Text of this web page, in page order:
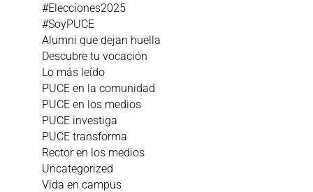
#Elecciones2025
#SoyPUCE
Alumni que dejan huella
Descubre tu vocación
Lo más leído
PUCE en la comunidad
PUCE en los medios
PUCE investiga
PUCE transforma
Rector en los medios
Uncategorized
Vida en campus